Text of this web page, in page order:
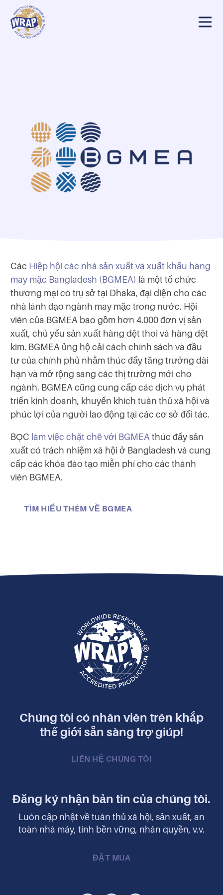
Các Hiệp hội các nhà sản xuất và xuất khẩu hàng
may mặc Bangladesh (BGMEA) là một tổ chức
thương mại có trụ sở tại Dhaka, đại diện cho các
nhà lãnh đạo ngành may mặc trong nước. Hội
viên của BGMEA bao gồm hơn 4.000 đơn vị sản
xuất, chủ yếu sản xuất hàng dệt thoi và hàng dệt
kim. BGMEA ủng hộ cải cách chính sách và đầu
tư của chính phủ nhằm thúc đẩy tăng trưởng dài
hạn và mở rộng sang các thị trường mới cho
ngành. BGMEA cũng cung cấp các dịch vụ phát
triển kinh doanh, khuyến khích tuân thủ xã hội và
phúc lợi của người lao động tại các cơ sở đối tác.
BỌC làm việc chặt chẽ với BGMEA thúc đẩy sản
xuất có trách nhiệm xã hội ở Bangladesh và cung
cấp các khóa đào tạo miễn phí cho các thành
viên BGMEA.
TÌM HIỂU THÊM VỀ BGMEA
Chúng tôi có nhân viên trên khắp
thế giới sẵn sàng trợ giúp!
LIÊN HỆ CHÚNG TÔI
Đăng ký nhận bản tin của chúng tôi.
Luôn cập nhật về tuân thủ xã hội, sản xuất, an
toàn nhà máy, tính bền vững, nhân quyền, v.v.
ĐẶT MUA